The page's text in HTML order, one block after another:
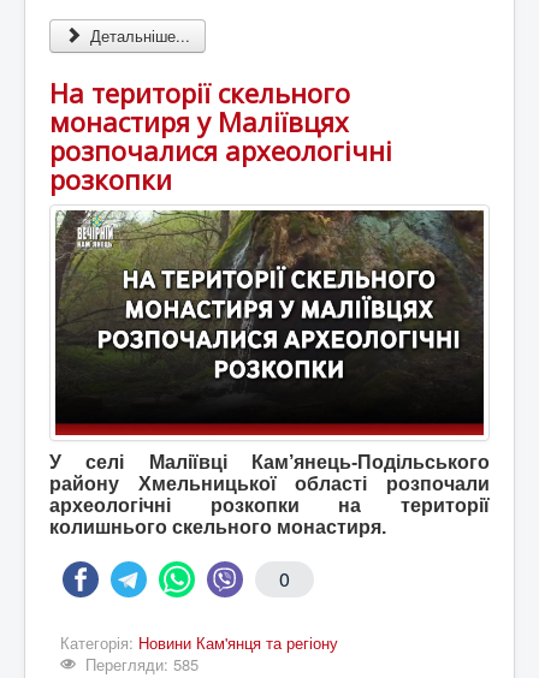
Детальніше...
На території скельного
монастиря у Маліївцях
розпочалися археологічні
розкопки
У селі Маліївці Кам’янець-Подільського
району Хмельницької області розпочали
археологічні розкопки на території
колишнього скельного монастиря.
0
Категорія: Новини Кам'янця та регіону
Перегляди: 585